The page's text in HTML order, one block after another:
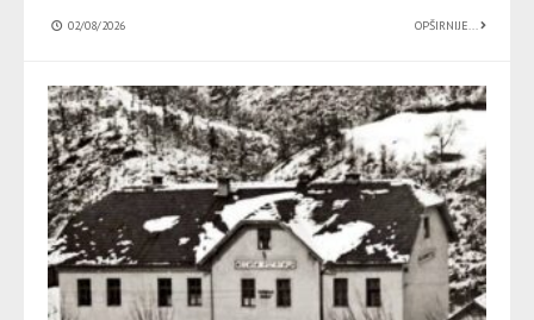
02/08/2026 OPŠIRNIJE...